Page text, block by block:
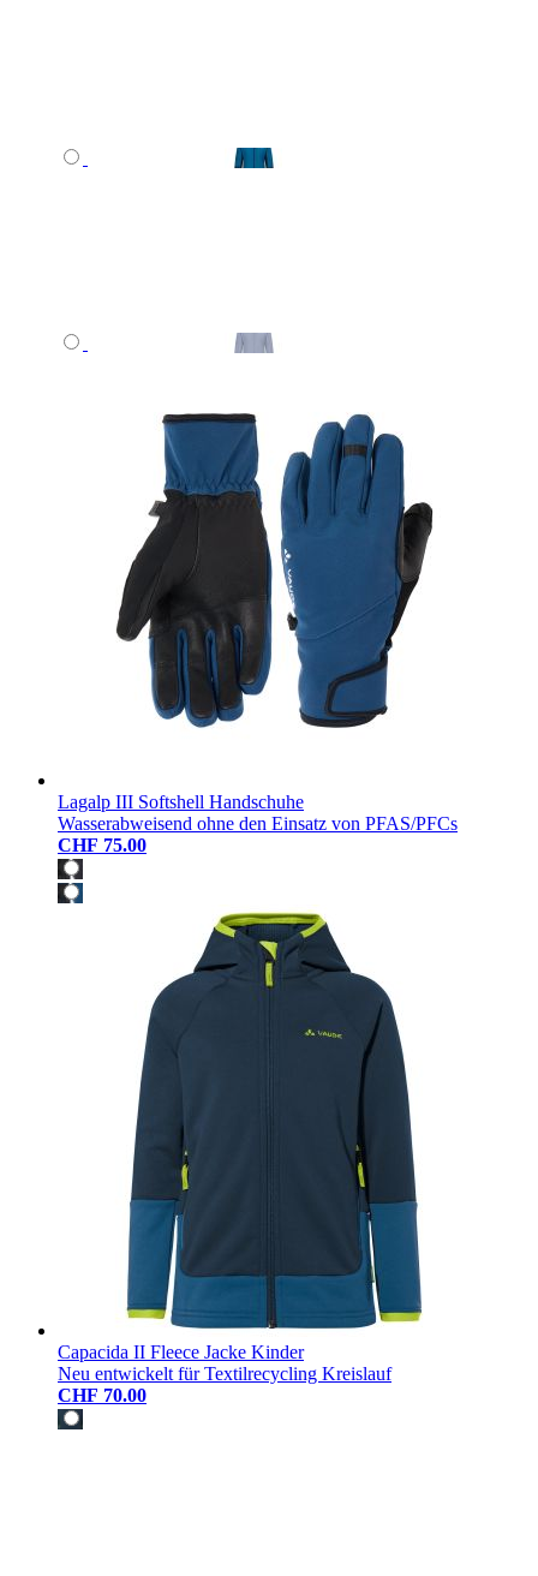
Lagalp III Softshell Handschuhe
Wasserabweisend ohne den Einsatz von PFAS/PFCs
CHF 75.00
Capacida II Fleece Jacke Kinder
Neu entwickelt für Textilrecycling Kreislauf
CHF 70.00